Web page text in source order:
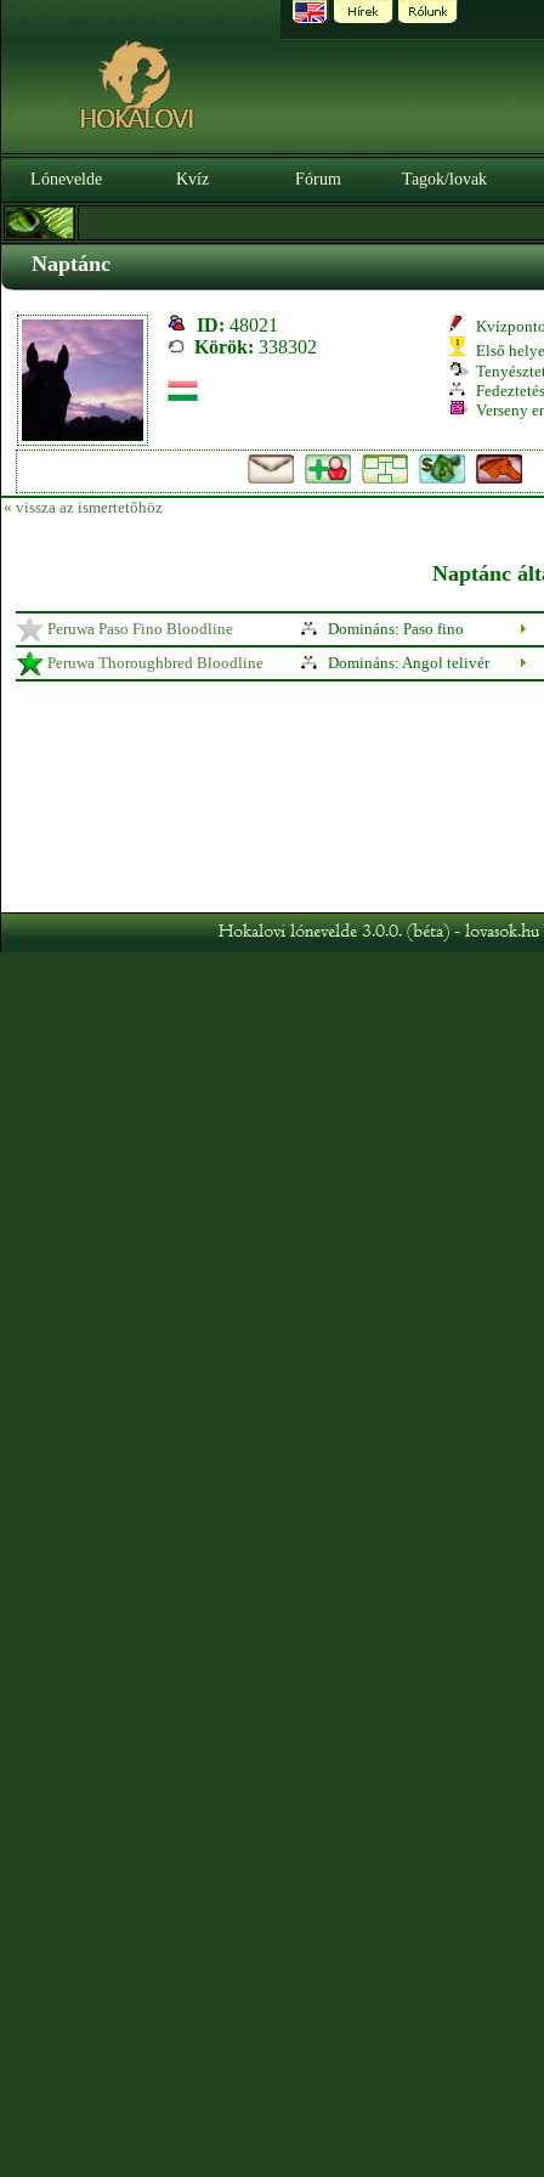
Lónevelde Kvíz Fórum Tagok/lovak
Naptánc
ID: 48021
Körök: 338302
Első
Verseny
« vissza az ismertetőhöz
Naptánc
Peruwa Paso Fino Bloodline
Domináns: Paso fino
Peruwa Thoroughbred Bloodline
Domináns: Angol telivér